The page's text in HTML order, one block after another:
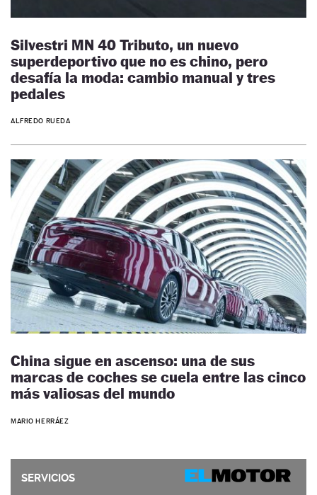
Silvestri MN 40 Tributo, un nuevo
superdeportivo que no es chino, pero
desafía la moda: cambio manual y tres
pedales
ALFREDO RUEDA
China sigue en ascenso: una de sus
marcas de coches se cuela entre las cinco
más valiosas del mundo
MARIO HERRÁEZ